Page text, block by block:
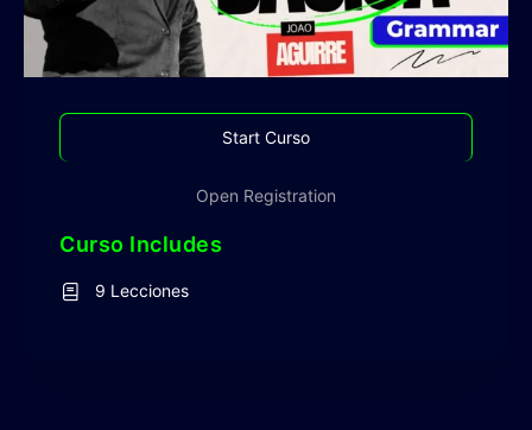
Start Curso
Open Registration
Curso Includes
9 Lecciones